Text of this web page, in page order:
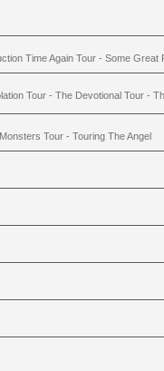
Time Again Tour - Some Great
Tour - The Devotional Tour -
Tour - Touring The Angel